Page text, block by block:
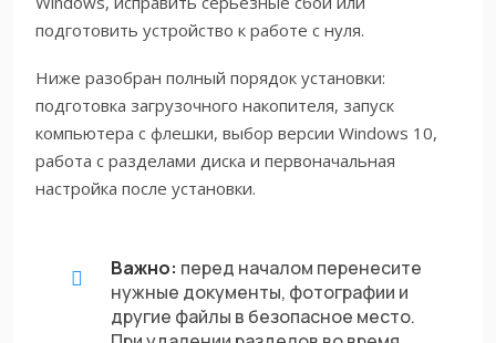
подготовить устройство к работе с нуля.
Ниже разобран полный порядок установки:
подготовка загрузочного накопителя, запуск
компьютера с флешки, выбор версии Windows 10,
работа с разделами диска и первоначальная
настройка после установки.
Важно: перед началом перенесите
нужные документы, фотографии и
другие файлы в безопасное место.